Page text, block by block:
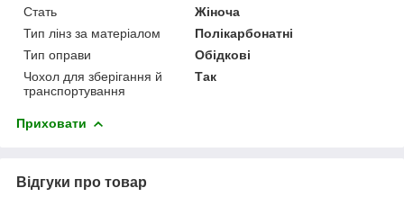
Стать
Жіноча
Тип лінз за матеріалом
Полікарбонатні
Тип оправи
Обідкові
Чохол для зберігання й
транспортування
Так
Приховати
Відгуки про товар